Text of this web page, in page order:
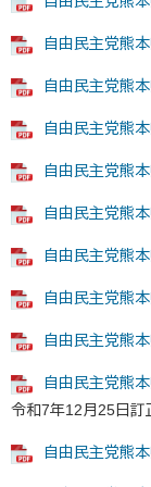
自由民主党熊本
自由民主党熊本
自由民主党熊本
自由民主党熊本
自由民主党熊本
自由民主党熊本
自由民主党熊本
自由民主党熊本
自由民主党熊本
令和7年12月25日訂
自由民主党熊本